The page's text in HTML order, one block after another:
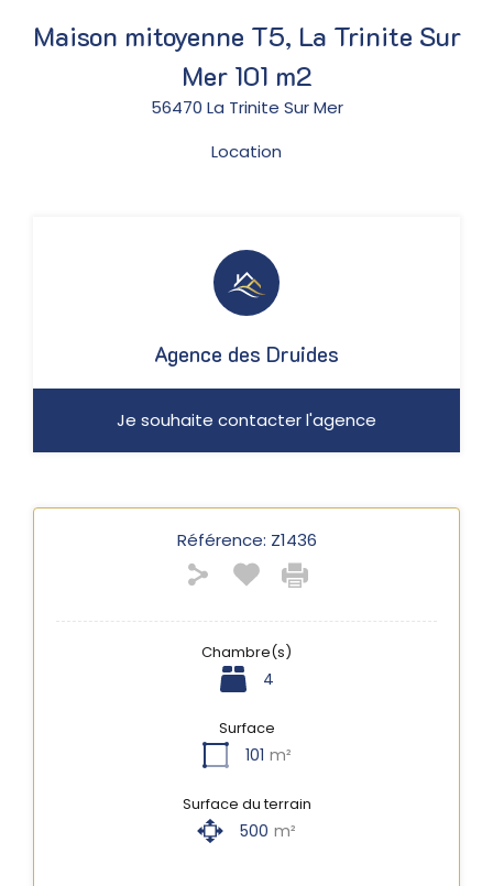
Maison mitoyenne T5, La Trinite Sur
Mer 101 m2
56470 La Trinite Sur Mer
Location
Référence: Z1436
Chambre(s)
4
Surface
101 m²
Surface du terrain
500 m²
Agence des Druides
Je souhaite contacter l'agence